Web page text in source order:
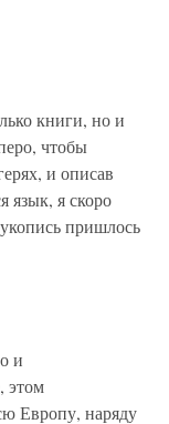
книги, но и
чтобы
и описав
язык, я скоро
пришлось
и
этом
Европу, наряду